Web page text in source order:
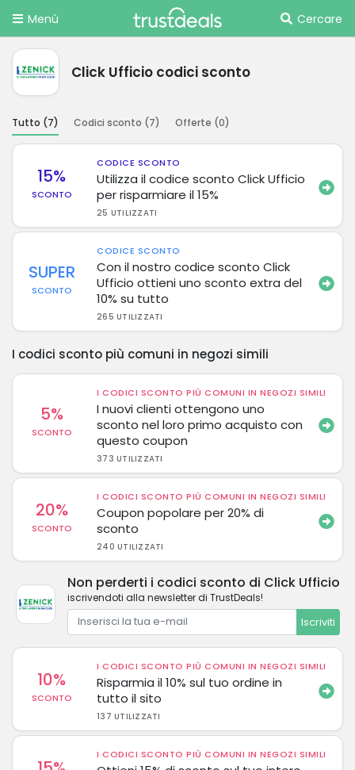
Menù Cercare
Click Ufficio codici sconto
Tutto (7) Codici sconto (7) Offerte (0)
15%
SCONTO
CODICE SCONTO
Utilizza il codice sconto Click Ufficio
per risparmiare il 15%
25 UTILIZZATI
SUPER
SCONTO
CODICE SCONTO
Con il nostro codice sconto Click
Ufficio ottieni uno sconto extra del
10% su tutto
265 UTILIZZATI
I codici sconto più comuni in negozi simili
5%
SCONTO
I CODICI SCONTO PIÙ COMUNI IN NEGOZI SIMILI
I nuovi clienti ottengono uno
sconto nel loro primo acquisto con
questo coupon
373 UTILIZZATI
20%
SCONTO
I CODICI SCONTO PIÙ COMUNI IN NEGOZI SIMILI
Coupon popolare per 20% di
sconto
240 UTILIZZATI
Non perderti i codici sconto di Click Ufficio
iscrivendoti alla newsletter di TrustDeals!
Iscriviti
10%
SCONTO
I CODICI SCONTO PIÙ COMUNI IN NEGOZI SIMILI
Risparmia il 10% sul tuo ordine in
tutto il sito
137 UTILIZZATI
I CODICI SCONTO PIÙ COMUNI IN NEGOZI SIMILI